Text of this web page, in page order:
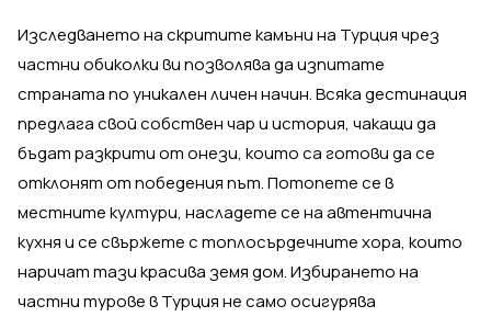
Изследването на скритите камъни на Турция чрез
частни обиколки ви позволява да изпитате
страната по уникален личен начин. Всяка дестинация
предлага свой собствен чар и история, чакащи да
бъдат разкрити от онези, които са готови да се
отклонят от победения път. Потопете се в
местните култури, насладете се на автентична
кухня и се свържете с топлосърдечните хора, които
наричат тази красива земя дом. Избирането на
частни турове в Турция не само осигурява